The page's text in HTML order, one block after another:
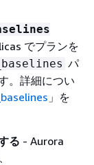
でプランを
パ
。詳細につい
」を
る - Aurora